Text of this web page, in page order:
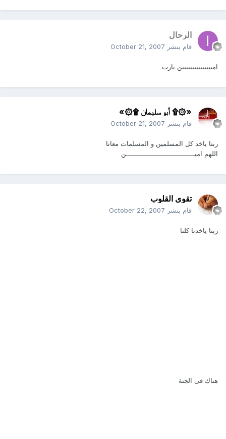
الرحال
قام بنشر October 21, 2007
امييييييييييييييين يارب
«۞۩ أبو سليمان ۩۞»
قام بنشر October 21, 2007
ربنا ياخد كل المسلمين و المسلمات معانا
اللهم اميــــــــــــــــــــــــــــــــــن
تقوى القلوب
قام بنشر October 22, 2007
ربنا ياخدنا كلنا
هناك فى الجنة